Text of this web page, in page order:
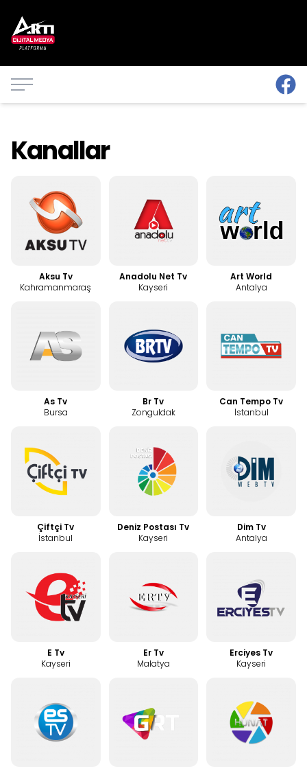
Kanallar
Aksu Tv
Kahramanmaraş
Anadolu Net Tv
Kayseri
Art World
Antalya
As Tv
Bursa
Br Tv
Zonguldak
Can Tempo Tv
İstanbul
Çiftçi Tv
İstanbul
Deniz Postası Tv
Kayseri
Dim Tv
Antalya
E Tv
Kayseri
Er Tv
Malatya
Erciyes Tv
Kayseri